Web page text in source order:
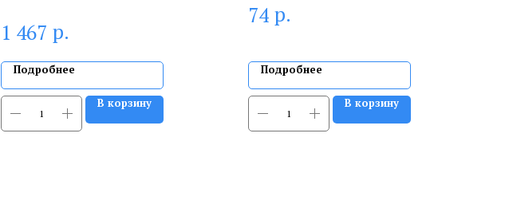
1 467 р.
Подробнее
В корзину
74 р.
Подробнее
В корзину